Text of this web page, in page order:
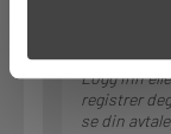
Logg inn
registrer
se din